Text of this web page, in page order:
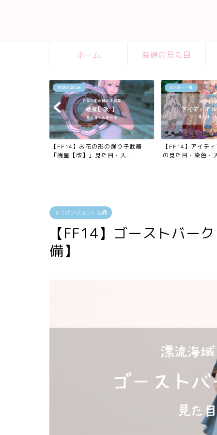
ホーム 装備の見た目
まとめ・一覧
【FF14】アイディアル装備全種類
の見た目・染色・入手方...
まとめ・一覧
【FF14】おしゃ
入手方法一覧まと
ID（ダンジョン）装備
【FF14】ゴーストバー
備】